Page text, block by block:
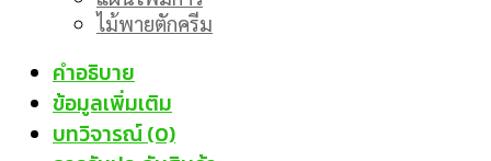
ไม้พายตักครีม
คำอธิบาย
ข้อมูลเพิ่มเติม
บทวิจารณ์ (0)